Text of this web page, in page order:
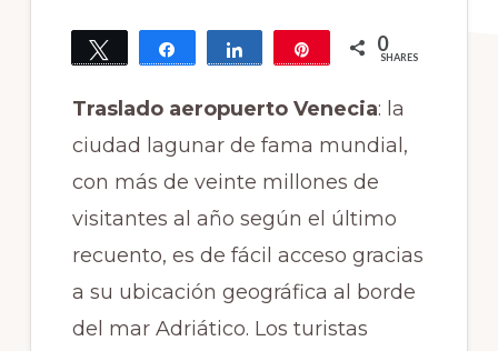
Tweet Share Share 0
SHARES
Traslado aeropuerto Venecia: la
ciudad lagunar de fama mundial,
con más de veinte millones de
visitantes al año según el último
recuento, es de fácil acceso gracias
a su ubicación geográfica al borde
del mar Adriático. Los turistas